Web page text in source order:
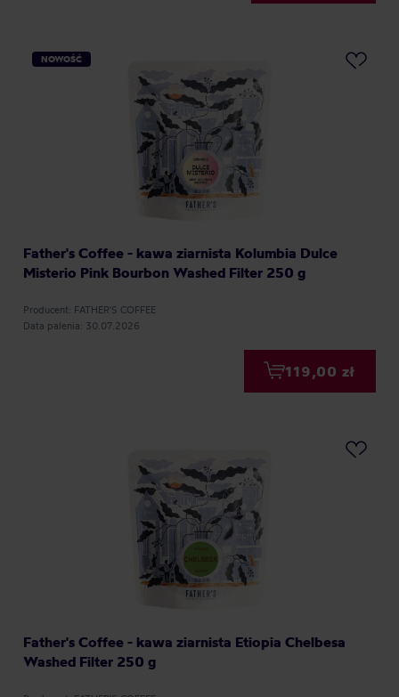
NOWOŚĆ
Father's Coffee - kawa ziarnista Kolumbia Dulce
Misterio Pink Bourbon Washed Filter 250 g
Producent: FATHER'S COFFEE
Data palenia: 30.07.2026
119,00 zł
Father's Coffee - kawa ziarnista Etiopia Chelbesa
Washed Filter 250 g